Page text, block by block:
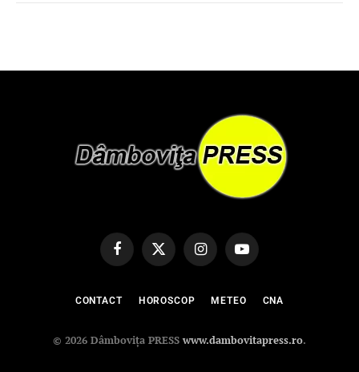
FacebookX
(Twitter)
InstagramYouTube
CONTACT HOROSCOP METEO CNA
© 2026 Dâmbovița PRESSwww.dambovitapress.ro.